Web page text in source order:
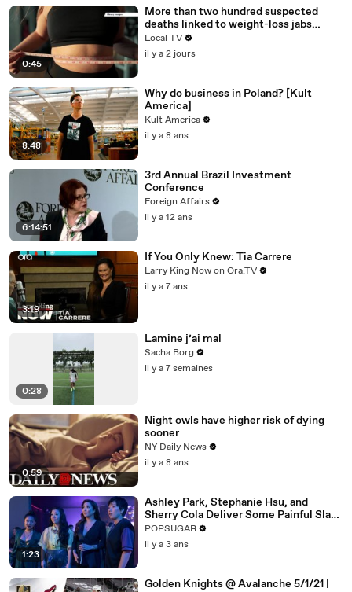
0:45
More than two hundred suspected
deaths linked to weight-loss jabs
reported to regulator
Local TV
il y a 2 jours
8:48
Why do business in Poland? [Kult
America]
Kult America
il y a 8 ans
6:14:51
3rd Annual Brazil Investment
Conference
Foreign Affairs
il y a 12 ans
3:19
If You Only Knew: Tia Carrere
Larry King Now on Ora.TV
il y a 7 ans
0:28
Lamine j’ai mal
Sacha Borg
il y a 7 semaines
0:59
Night owls have higher risk of dying
sooner
NY Daily News
il y a 8 ans
1:23
Ashley Park, Stephanie Hsu, and
Sherry Cola Deliver Some Painful Slaps
in Hilarious "Joy Ride" Clip
POPSUGAR
il y a 3 ans
Golden Knights @ Avalanche 5/1/21 |